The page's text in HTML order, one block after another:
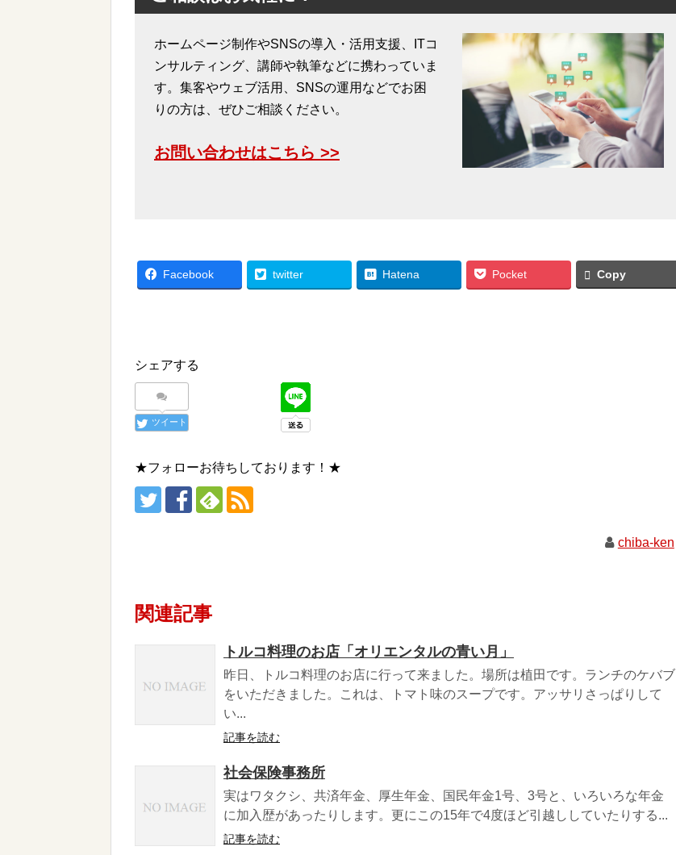
ホームページ制作やSNSの導入・活用支援、ITコ
ンサルティング、講師や執筆などに携わっていま
す。集客やウェブ活用、SNSの運用などでお困
りの方は、ぜひご相談ください。
お問い合わせはこちら >>
Facebook twitter Hatena Pocket Copy
シェアする
ツイート
★フォローお待ちしております！★
chiba-ken
関連記事
トルコ料理のお店「オリエンタルの青い月」
昨日、トルコ料理のお店に行って来ました。場所は植田です。ランチのケバブ
をいただきました。これは、トマト味のスープです。アッサリさっぱりして
い...
記事を読む
社会保険事務所
実はワタクシ、共済年金、厚生年金、国民年金1号、3号と、いろいろな年金
に加入歴があったりします。更にこの15年で4度ほど引越ししていたりする...
記事を読む